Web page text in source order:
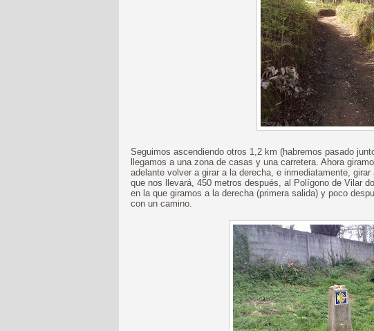
Seguimos ascendiendo otros 1,2 km (habremos pasado
llegamos a una zona de casas y una carretera. Ahora
adelante volver a girar a la derecha, e inmediatamente,
que nos llevará, 450 metros después, al Polígono de Vilar
en la que giramos a la derecha (primera salida) y poco
con un camino.